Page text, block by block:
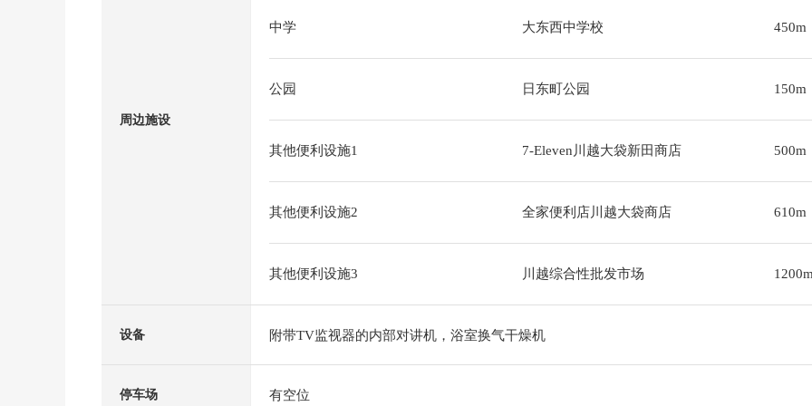
周边施设
中学 大东西中学校 450m
公园 日东町公园 150m
其他便利设施1 7-Eleven川越大袋新田商店 500m
其他便利设施2 全家便利店川越大袋商店 610m
其他便利设施3 川越综合性批发市场
设备 附带TV监视器的内部对讲机，浴室换气干燥机
停车场 有空位